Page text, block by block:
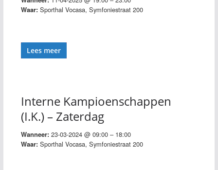
Waar: Sporthal Vocasa, Symfoniestraat 200
Lees meer
Interne Kampioenschappen
(I.K.) – Zaterdag
Wanneer: 23-03-2024 @ 09:00 – 18:00
Waar: Sporthal Vocasa, Symfoniestraat 200